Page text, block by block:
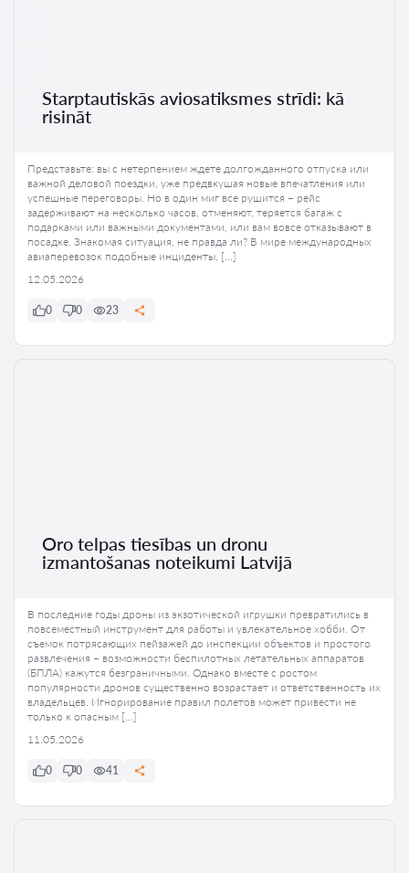
Starptautiskās aviosatiksmes strīdi: kā
risināt
Представьте: вы с нетерпением ждете долгожданного отпуска или
важной деловой поездки, уже предвкушая новые впечатления или
успешные переговоры. Но в один миг все рушится – рейс
задерживают на несколько часов, отменяют, теряется багаж с
подарками или важными документами, или вам вовсе отказывают в
посадке. Знакомая ситуация, не правда ли? В мире международных
авиаперевозок подобные инциденты, […]
12.05.2026
0 0 23
Oro telpas tiesības un dronu
izmantošanas noteikumi Latvijā
В последние годы дроны из экзотической игрушки превратились в
повсеместный инструмент для работы и увлекательное хобби. От
съемок потрясающих пейзажей до инспекции объектов и простого
развлечения – возможности беспилотных летательных аппаратов
(БПЛА) кажутся безграничными. Однако вместе с ростом
популярности дронов существенно возрастает и ответственность их
владельцев. Игнорирование правил полетов может привести не
только к опасным […]
11.05.2026
0 0 41